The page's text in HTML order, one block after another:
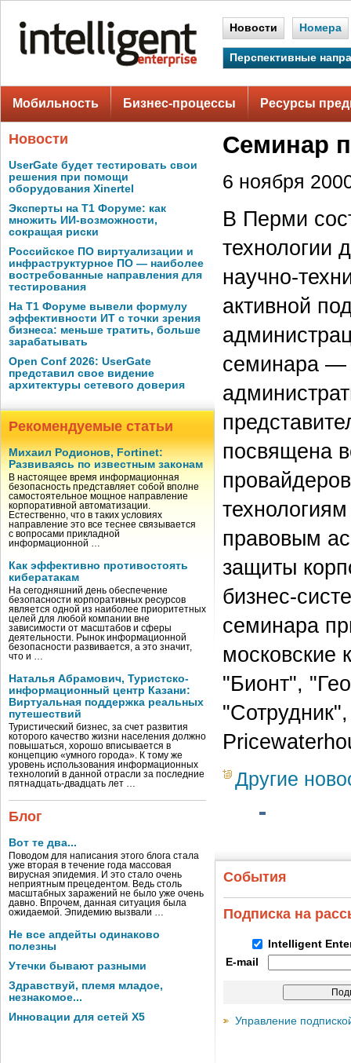
Новости Номера
Перспективные
Мобильность Бизнес-процессы Ресурсы
Новости
UserGate будет тестировать свои
решения при помощи
оборудования Xinertel
Эксперты на Т1 Форуме: как
множить ИИ-возможности,
сокращая риски
Российское ПО виртуализации и
инфраструктурное ПО — наиболее
востребованные направления для
тестирования
На Т1 Форуме вывели формулу
эффективности ИТ с точки зрения
бизнеса: меньше тратить, больше
зарабатывать
Open Conf 2026: UserGate
представил свое видение
архитектуры сетевого доверия
Рекомендуемые статьи
Михаил Родионов, Fortinet:
Развиваясь по известным законам
В настоящее время информационная
безопасность представляет собой вполне
самостоятельное мощное направление
корпоративной автоматизации.
Естественно, что в таких условиях
направление это все теснее связывается
с вопросами прикладной
информационной …
Как эффективно противостоять
кибератакам
На сегодняшний день обеспечение
безопасности корпоративных ресурсов
является одной из наиболее приоритетных
целей для любой компании вне
зависимости от масштабов и сферы
деятельности. Рынок информационной
безопасности развивается, а это значит,
что и …
Наталья Абрамович, Туристско-
информационный центр Казани:
Виртуальная поддержка реальных
путешествий
Туристический бизнес, за счет развития
которого качество жизни населения должно
повышаться, хорошо вписывается в
концепцию «умного города». К тому же
уровень использования информационных
технологий в данной отрасли за последние
пятнадцать-двадцать лет …
Блог
Вот те два...
Поводом для написания этого блога стала
уже вторая в течение года массовая
вирусная эпидемия. И это стало очень
неприятным прецедентом. Ведь столь
масштабных заражений не было уже очень
давно. Впрочем, данная ситуация была
ожидаемой. Эпидемию вызвали …
Не все апдейты одинаково
полезны
Утечки бывают разными
Здравствуй, племя младое,
незнакомое...
Инновации для сетей X5
Семинар
6 ноября
В Перми
технологии
научно-
активной
семинара —
посвящена
правовым
защиты
бизнес-
семинара
московские
"Бионт",
Другие
События
Подписка на
Intelligent
E-mail
Управление